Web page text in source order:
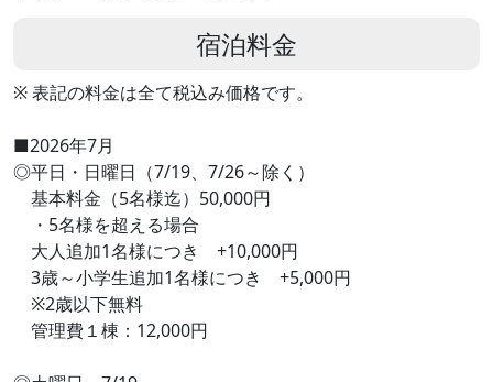
宿泊料金
※ 表記の料金は全て税込み価格です。
■2026年7月
◎平日・日曜日（7/19、7/26～除く）
基本料金（5名様迄）50,000円
・5名様を超える場合
大人追加1名様につき +10,000円
3歳～小学生追加1名様につき +5,000円
※2歳以下無料
管理費１棟：12,000円